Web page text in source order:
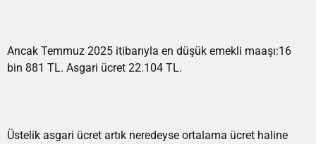
Ancak Temmuz 2025 itibarıyla en düşük emekli maaşı:16
bin 881 TL. Asgari ücret 22.104 TL.
Üstelik asgari ücret artık neredeyse ortalama ücret haline